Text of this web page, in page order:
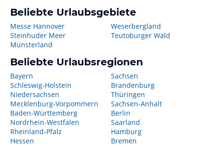
Beliebte Urlaubsgebiete
Messe Hannover
Steinhuder Meer
Münsterland
Weserbergland
Teutoburger Wald
Beliebte Urlaubsregionen
Bayern
Schleswig-Holstein
Niedersachsen
Mecklenburg-Vorpommern
Baden-Württemberg
Nordrhein-Westfalen
Rheinland-Pfalz
Hessen
Sachsen
Brandenburg
Thüringen
Sachsen-Anhalt
Berlin
Saarland
Hamburg
Bremen